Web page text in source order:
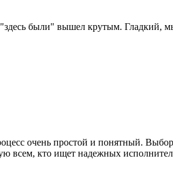
были" вышел крутым. Гладкий,
очень простой и понятный.
всем, кто ищет надежных